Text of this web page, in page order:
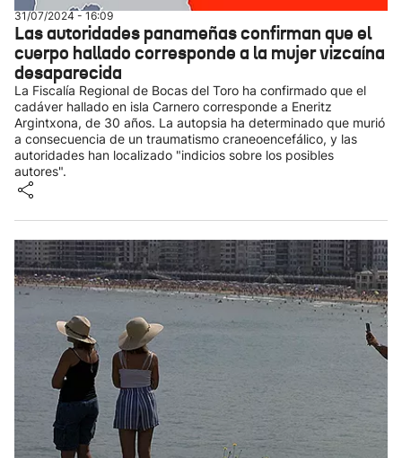
31/07/2024 - 16:09
Las autoridades panameñas confirman que el
cuerpo hallado corresponde a la mujer vizcaína
desaparecida
La Fiscalía Regional de Bocas del Toro ha confirmado que el
cadáver hallado en isla Carnero corresponde a Eneritz
Argintxona, de 30 años. La autopsia ha determinado que murió
a consecuencia de un traumatismo craneoencefálico, y las
autoridades han localizado "indicios sobre los posibles
autores".